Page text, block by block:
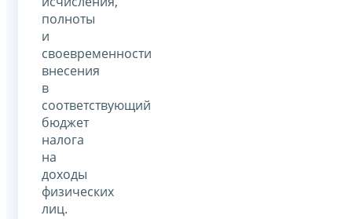
полноты
и
своевременности
внесения
в
соответствующий
бюджет
налога
на
доходы
физических
лиц.